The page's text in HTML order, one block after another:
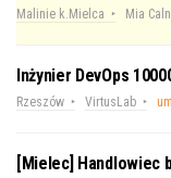
Malinie k.Mielca Mia
Inżynier DevOps
Rzeszów VirtusLab
[Mielec] Handlowiec